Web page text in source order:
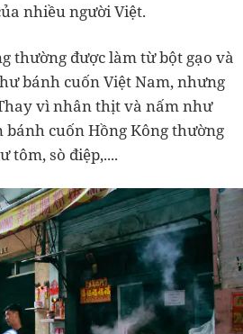
nhiều người Việt.
thường được làm từ bột gạo và
bánh cuốn Việt Nam, nhưng
vì nhân thịt và nấm như
bánh cuốn Hồng Kông thường
tôm, sò điệp,....